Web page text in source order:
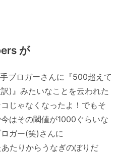
が
ブロガーさんに『500超えて
)』みたいなことを云われた
じゃなくなったよ！でもそ
はその閾値が1000ぐらいな
ガー(笑)さんに
たりからうなぎのぼりだ